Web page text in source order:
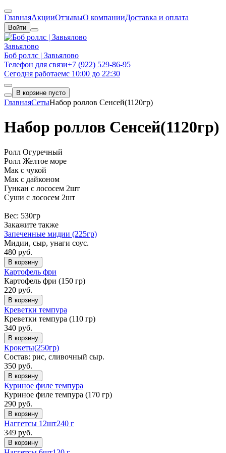
ГлавнаяАкцииОтзывыО компанииДоставка и оплата
Войти
Завьялово
Боб роллс | Завьялово
Телефон для связи+7 (922) 529-86-95
Сегодня работаемс 10:00 до 22:30
В корзине пусто
ГлавнаяСетыНабор роллов Сенсей(1120гр)
Набор роллов Сенсей(1120гр)
Ролл Огуречный
Ролл Желтое море
Мак с чукой
Мак с дайконом
Гункан с лососем 2шт
Суши с лососем 2шт
Вес: 530гр
Закажите также
Запеченные мидии (225гр)
Мидии, сыр, унаги соус.
480 руб.
В корзину
Картофель фри
Картофель фри (150 гр)
220 руб.
В корзину
Креветки темпура
Креветки темпура (110 гр)
340 руб.
В корзину
Крокеты(250гр)
Состав: рис, сливочный сыр.
350 руб.
В корзину
Куриное филе темпура
Куриное филе темпура (170 гр)
290 руб.
В корзину
Наггетсы 12шт240 г
349 руб.
В корзину